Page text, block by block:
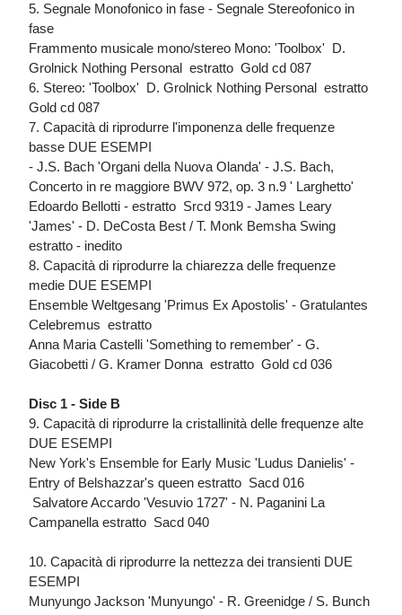
5. Segnale Monofonico in fase - Segnale Stereofonico in
fase
Frammento musicale mono/stereo Mono: 'Toolbox'  D.
Grolnick Nothing Personal  estratto  Gold cd 087
6. Stereo: 'Toolbox'  D. Grolnick Nothing Personal  estratto 
Gold cd 087
7. Capacità di riprodurre l'imponenza delle frequenze
basse DUE ESEMPI
- J.S. Bach 'Organi della Nuova Olanda' - J.S. Bach,
Concerto in re maggiore BWV 972, op. 3 n.9 ' Larghetto'
Edoardo Bellotti - estratto  Srcd 9319 - James Leary
'James' - D. DeCosta Best / T. Monk Bemsha Swing 
estratto - inedito
8. Capacità di riprodurre la chiarezza delle frequenze
medie DUE ESEMPI
Ensemble Weltgesang 'Primus Ex Apostolis' - Gratulantes
Celebremus  estratto
Anna Maria Castelli 'Something to remember' - G.
Giacobetti / G. Kramer Donna  estratto  Gold cd 036
Disc 1 - Side B
9. Capacità di riprodurre la cristallinità delle frequenze alte
DUE ESEMPI
New York's Ensemble for Early Music 'Ludus Danielis' -
Entry of Belshazzar's queen estratto  Sacd 016
 Salvatore Accardo 'Vesuvio 1727' - N. Paganini La
Campanella estratto  Sacd 040
10. Capacità di riprodurre la nettezza dei transienti DUE
ESEMPI
Munyungo Jackson 'Munyungo' - R. Greenidge / S. Bunch